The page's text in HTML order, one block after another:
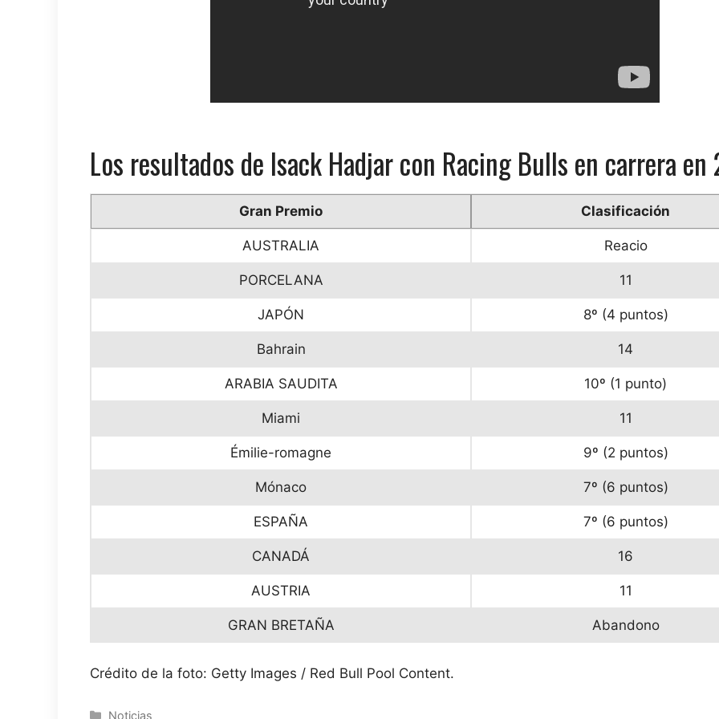
Los resultados de Isack Hadjar con Racing Bulls en carrera
Gran Premio Clasificación
AUSTRALIA Reacio
PORCELANA 11
JAPÓN 8º (4 puntos)
Bahrain 14
ARABIA SAUDITA 10º (1 punto)
Miami 11
Émilie-romagne 9º (2 puntos)
Mónaco 7º (6 puntos)
ESPAÑA 7º (6 puntos)
CANADÁ 16
AUSTRIA 11
GRAN BRETAÑA Abandono
Crédito de la foto: Getty Images / Red Bull Pool Content.
Categorías
Noticias